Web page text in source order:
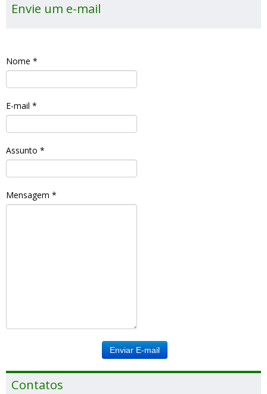
Envie um e-mail
Nome *
E-mail *
Assunto *
Mensagem *
Enviar E-mail
Contatos